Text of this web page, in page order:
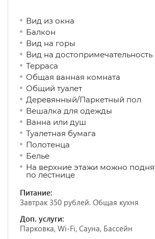
Вид из окна
Балкон
Вид на горы
Вид на достопримечательность
Терраса
Общая ванная комната
Общий туалет
Деревянный/Паркетный пол
Вешалка для одежды
Ванна или душ
Туалетная бумага
Полотенца
Белье
На верхние этажи можно
по лестнице
Питание:
Завтрак 350 рублей. Общая кухня
Доп. услуги:
Парковка, Wi-Fi, Сауна, Бассейн